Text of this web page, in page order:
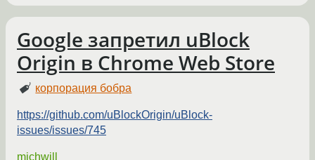
Google запретил uBlock
Origin в Chrome Web Store
корпорация бобра
https://github.com/uBlockOrigin/uBlock-
issues/issues/745
michwill